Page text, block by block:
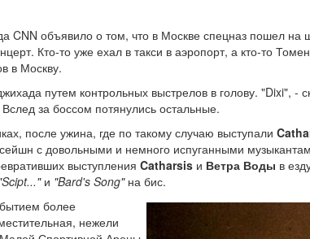
CNN объявило о том, что в Москве спецназ пошел
Кто-то уже ехал в такси в аэропорт, а кто-то
в Москву.
путем контрольных выстрелов в голову. "Dixi", -
за боссом потянулись остальные.
после ужина, где по такому случаю выступали
с довольными и немного испуганными
выступления Catharsis и Ветра Воды в
и "Bard's Song"на бис.
более
нежели